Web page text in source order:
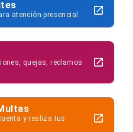
atención presencial.
quejas, reclamos
y realiza tus